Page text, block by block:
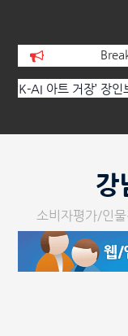
한국·브라질 슈퍼
강
소비자평가/인